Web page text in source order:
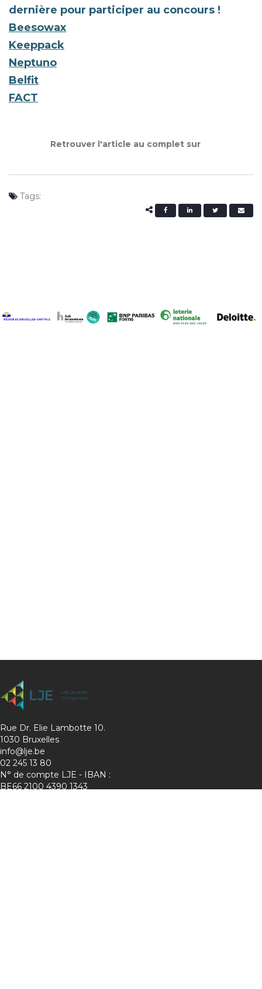
dernière pour participer au concours !
Beesowax
Keeppack
Neptuno
Belfit
FACT
Retrouver l'article au complet sur
Tags:
Rue Dr. Elie Lambotte 10.
1030 Bruxelles
info@lje.be
02 245 13 80
N° de compte LJE - IBAN :
BE66 2100 4390 1343